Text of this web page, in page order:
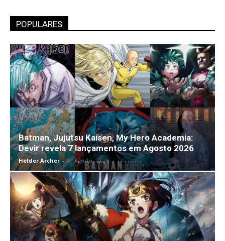
POPULARES
Batman, Jujutsu Kaisen, My Hero Academia:
Devir revela 7 lançamentos em Agosto 2026
Helder Archer - 4 , Agosto , 2026